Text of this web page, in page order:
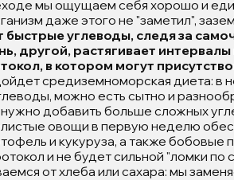
мы ощущаем себя хорошо и
даже этого не "заметил",
быстрые углеводы, следя за
другой, растягивает
в котором могут
средиземноморская диета: в
можно есть сытно и
добавить больше сложных
овощи в первую неделю
и кукуруза, а также бобовые
и не будет сильной "ломки по
от хлеба или сахара: мы